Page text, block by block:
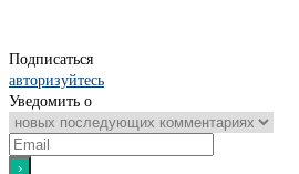
Подписаться
авторизуйтесь
Уведомить о